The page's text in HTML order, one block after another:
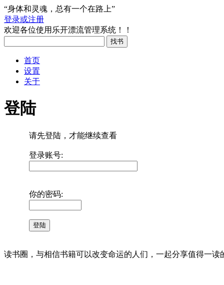
“身体和灵魂，总有一个在路上”
登录或注册
欢迎各位使用乐开漂流管理系统！！
首页
设置
关于
登陆
请先登陆，才能继续查看
登录账号:
你的密码:
读书圈，与相信书籍可以改变命运的人们，一起分享值得一读